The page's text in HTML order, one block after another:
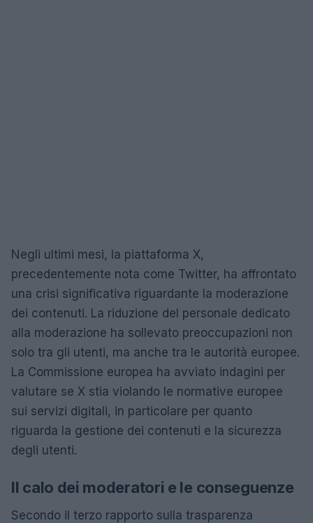
Negli ultimi mesi, la piattaforma X,
precedentemente nota come Twitter, ha affrontato
una crisi significativa riguardante la moderazione
dei contenuti. La riduzione del personale dedicato
alla moderazione ha sollevato preoccupazioni non
solo tra gli utenti, ma anche tra le autorità europee.
La Commissione europea ha avviato indagini per
valutare se X stia violando le normative europee
sui servizi digitali, in particolare per quanto
riguarda la gestione dei contenuti e la sicurezza
degli utenti.
Il calo dei moderatori e le conseguenze
Secondo il terzo rapporto sulla trasparenza